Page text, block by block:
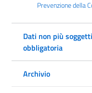
Prevenzione della
Dati non più
obbligatoria
Archivio